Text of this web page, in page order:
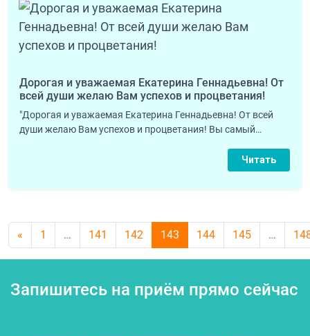
Дорогая и уважаемая Екатерина Геннадьевна! От
всей души желаю Вам успехов и процветания!
"Дорогая и уважаемая Екатерина Геннадьевна! От всей
души желаю Вам успехов и процветания! Вы самый…
Читать
Навигация по записям
« 1 … 141 142 143 144 145 …
Запишитесь на приём прямо сейчас